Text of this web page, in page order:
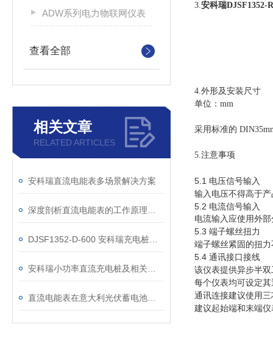
ADW系列电力物联网仪表
查看全部
相关文章
RELATED ARTICLES
安科瑞直流电能表多场景解决方案
3.安科瑞DJSF1352-
4.外形及安装尺寸
单位：mm
采用标准的
5.注意事项
5.1 电压信号输入
输入电压不得高于
5.2 电流信号输入
电流输入应使用外
5.3 端子螺丝扭力
端子螺丝紧固的扭
5.4 通讯接口接线
该仪表提供异步半
每个仪表均可设定
通讯连接建议使用
建议起始端和末端